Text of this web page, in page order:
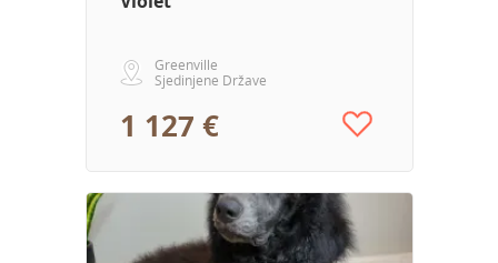
Greenville
Sjedinjene Države
1 127 €